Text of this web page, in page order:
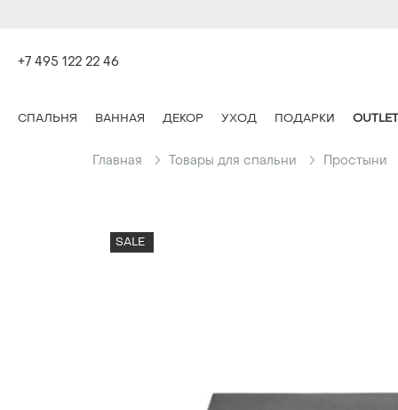
+7 495 122 22 46
СПАЛЬНЯ ВАННАЯ ДЕКОР УХОД ПОДАРКИ OUTLET
Главная Товары для спальни Простыни
SALE